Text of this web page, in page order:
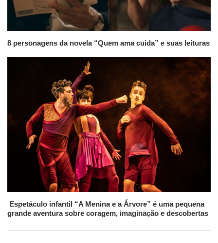
8 personagens da novela “Quem ama cuida” e suas leituras
Espetáculo infantil “A Menina e a Árvore” é uma pequena
grande aventura sobre coragem, imaginação e descobertas